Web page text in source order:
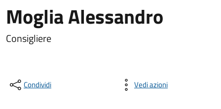
Moglia Alessandro
Consigliere
Condividi Vedi azioni